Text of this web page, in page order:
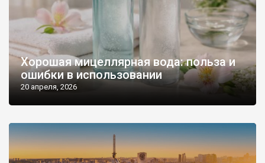
Хорошая мицеллярная вода: польза и
ошибки в использовании
20 апреля, 2026